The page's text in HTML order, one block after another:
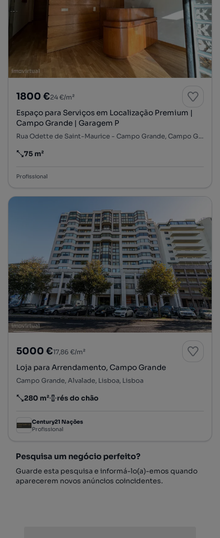
1800 €24 €/m²
Espaço para Serviços em Localização Premium |
Campo Grande | Garagem P
Rua Odette de Saint-Maurice - Campo Grande, Campo Grande, Alvalade, Lisboa, Lisboa
Preço por metro quadrado
75 m²
Profissional
5000 €17,86 €/m²
Loja para Arrendamento, Campo Grande
Campo Grande, Alvalade, Lisboa, Lisboa
Preço por metro quadrado
280 m²
Andar rés do chão
Century21 Nações
Profissional
Pesquisa um negócio perfeito?
Guarde esta pesquisa e informá-lo(a)-emos quando
aparecerem novos anúncios coincidentes.